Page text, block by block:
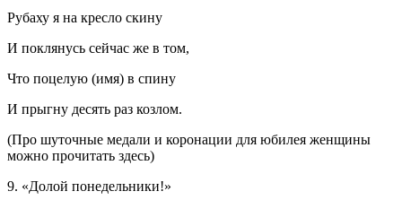
Рубаху я на кресло скину
И поклянусь сейчас же в том,
Что поцелую (имя) в спину
И прыгну десять раз козлом.
(Про шуточные медали и коронации для юбилея женщины
можно прочитать здесь)
9. «Долой понедельники!»